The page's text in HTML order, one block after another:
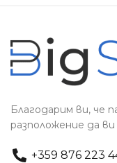
Благодарим ви, че
разположение да
+359 876 223